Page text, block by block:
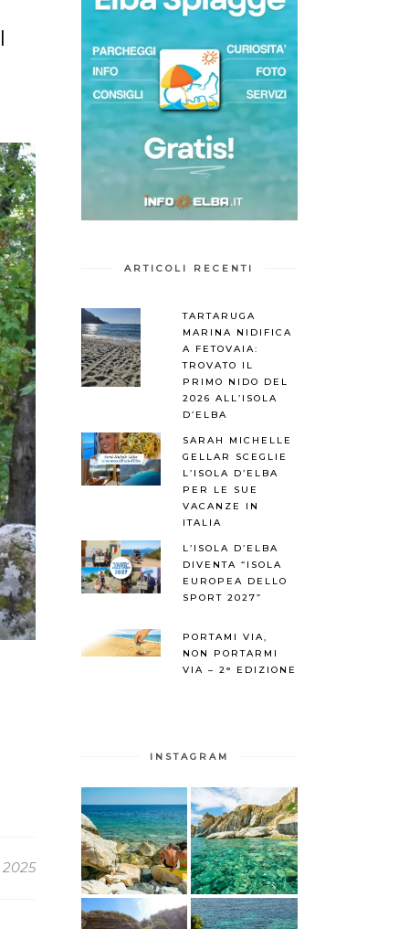
ARTICOLI RECENTI
TARTARUGA
MARINA NIDIFICA
A FETOVAIA:
TROVATO IL
PRIMO NIDO DEL
2026 ALL’ISOLA
D’ELBA
SARAH MICHELLE
GELLAR SCEGLIE
L’ISOLA D’ELBA
PER LE SUE
VACANZE IN
ITALIA
L’ISOLA D’ELBA
DIVENTA “ISOLA
EUROPEA DELLO
SPORT 2027”
PORTAMI VIA,
NON PORTARMI
VIA – 2° EDIZIONE
INSTAGRAM